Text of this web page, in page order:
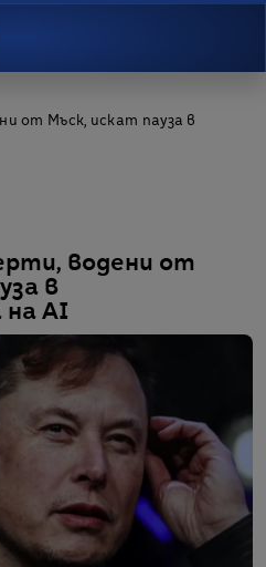
от Мъск, искат пауза в
водени от
в
на AI